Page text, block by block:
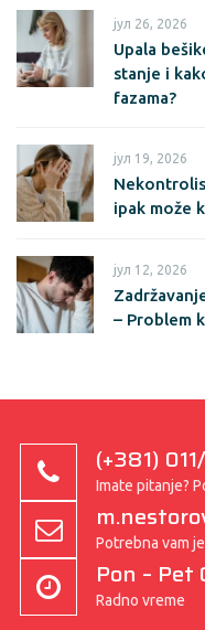
јул 26, 2026
Upala
stanje i
fazama?
јул 19, 2026
ipak može
јул 12, 2026
– Problem
(+381)
Imate pitanje?
Potrebna vam
Pon – Pet
Radno vreme